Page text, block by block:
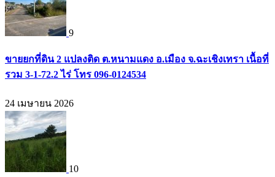
9
ขายยกที่ดิน 2 แปลงติด ต.หนามแดง อ.เมือง จ.ฉะเชิงเทรา เนื้อที่
รวม 3-1-72.2 ไร่ โทร 096-0124534
24 เมษายน 2026
10